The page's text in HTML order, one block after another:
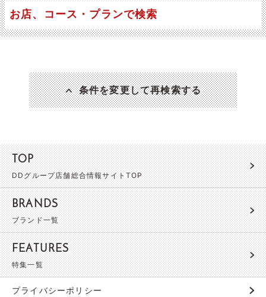
お店、コース・プランで検索
条件を変更して再検索する
TOP
DDグループ店舗総合情報サイトTOP
BRANDS
ブランド一覧
FEATURES
特集一覧
プライバシーポリシー